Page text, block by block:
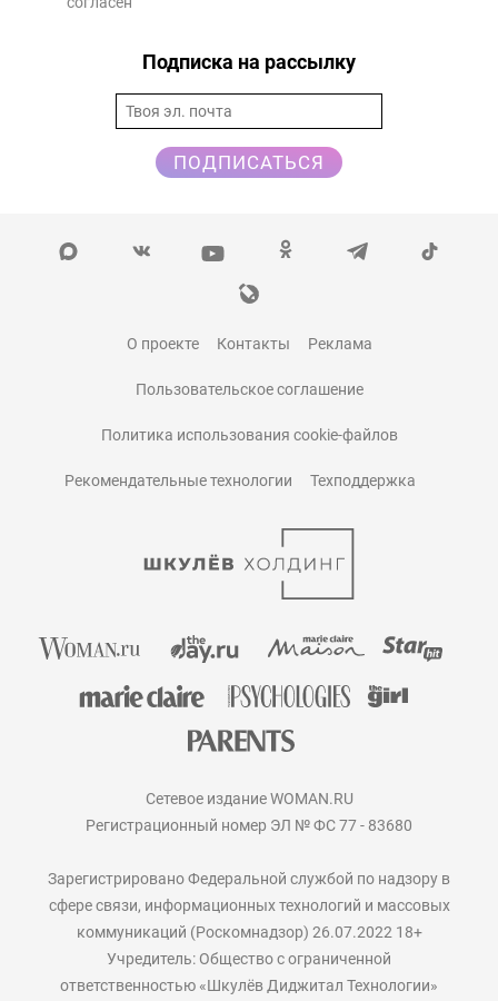
Подписка на рассылку
ПОДПИСАТЬСЯ
О проекте Контакты Реклама
Пользовательское соглашение
Политика использования cookie-файлов
Рекомендательные технологии Техподдержка
Сетевое издание WOMAN.RU
Регистрационный номер ЭЛ № ФС 77 - 83680
Зарегистрировано Федеральной службой по надзору в
сфере связи, информационных технологий и массовых
коммуникаций (Роскомнадзор) 26.07.2022 18+
Учредитель: Общество с ограниченной
ответственностью «Шкулёв Диджитал Технологии»